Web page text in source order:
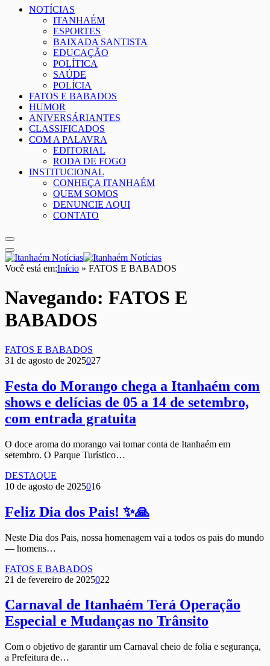
NOTÍCIAS
ITANHAÉM
ESPORTES
BAIXADA SANTISTA
EDUCAÇÃO
POLÍTICA
SAÚDE
POLÍCIA
FATOS E BABADOS
HUMOR
ANIVERSÁRIANTES
CLASSIFICADOS
COM A PALAVRA
EDITORIAL
RODA DE FOGO
INSTITUCIONAL
CONHEÇA ITANHAÉM
QUEM SOMOS
DENUNCIE AQUI
CONTATO
Você está em:Início » FATOS E BABADOS
Navegando: FATOS E
BABADOS
FATOS E BABADOS
31 de agosto de 2025027
Festa do Morango chega a Itanhaém com
shows e delícias de 05 a 14 de setembro,
com entrada gratuita
O doce aroma do morango vai tomar conta de Itanhaém em
setembro. O Parque Turístico…
DESTAQUE
10 de agosto de 2025016
Feliz Dia dos Pais! ✨🙏
Neste Dia dos Pais, nossa homenagem vai a todos os pais do mundo
— homens…
FATOS E BABADOS
21 de fevereiro de 2025022
Carnaval de Itanhaém Terá Operação
Especial e Mudanças no Trânsito
Com o objetivo de garantir um Carnaval cheio de folia e segurança,
a Prefeitura de…